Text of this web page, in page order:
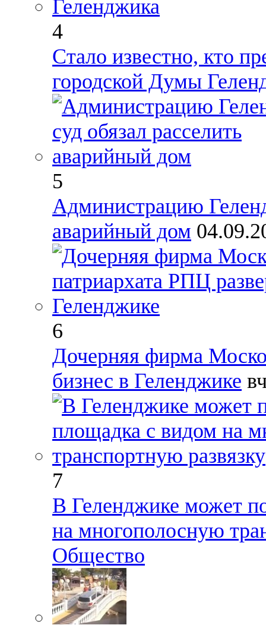
4
Стало известно, кто
городской Думы
5
Администрацию
аварийный дом
6
Дочерняя фирма
бизнес в Геленджике
7
В Геленджике может
на многополосную
Общество